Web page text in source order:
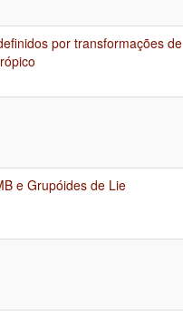
por transformações de
e Grupóides de Lie